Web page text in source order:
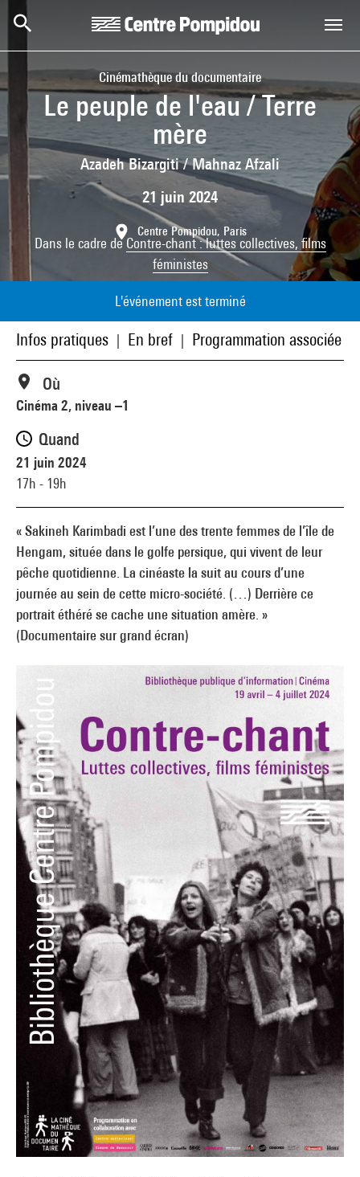
Cinémathèque du documentaire
Le peuple de l'eau / Terre
mère
Azadeh Bizargiti / Mahnaz Afzali
21 juin 2024
Centre Pompidou, Paris
Dans le cadre deContre-chant : luttes collectives, films
féministes
L'événement est terminé
Infos pratiques En bref Programmation associée
« Sakineh Karimbadi est l’une des trente femmes de l’île de
Hengam, située dans le golfe persique, qui vivent de leur
pêche quotidienne. La cinéaste la suit au cours d’une
journée au sein de cette micro-société. (…) Derrière ce
portrait éthéré se cache une situation amère. »
(Documentaire sur grand écran)
Où
Cinéma 2, niveau –1
Quand
21 juin 2024
17h - 19h